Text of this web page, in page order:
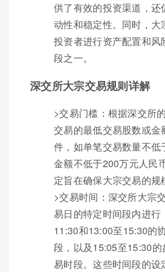
供了有效的投资渠道，还
动性和稳定性。同时，大
投资者进行资产配置和风
段之一。
深交所大宗交易规则详解
>交易门槛：根据深交所
交易的最低交易股数或金
件，如单笔交易数量不低
金额不低于200万元人民
定旨在确保大宗交易的规
>交易时间：深交所大宗
易日的特定时间段内进行
11:30和13:00至15:30的
段，以及15:05至15:30
易时段。这些时间段的设